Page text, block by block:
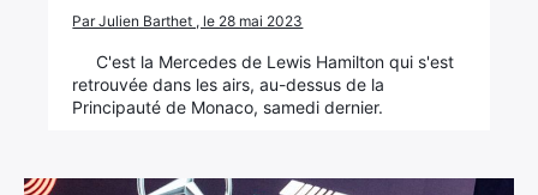
Par Julien Barthet , le 28 mai 2023
C'est la Mercedes de Lewis Hamilton qui s'est
retrouvée dans les airs, au-dessus de la
Principauté de Monaco, samedi dernier.